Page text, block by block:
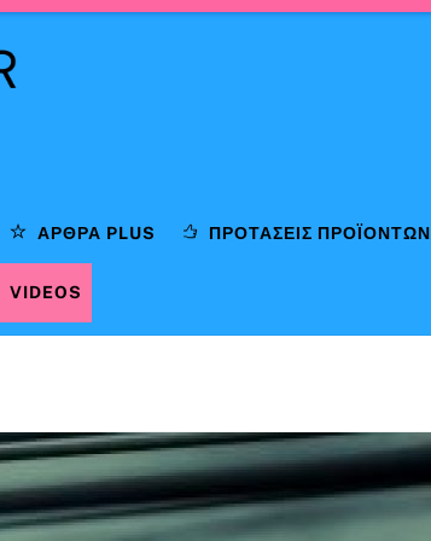
ΆΡΘΡΑ PLUS ΠΡΟΤΆΣΕΙΣ ΠΡΟΪΌΝΤΩΝ
VIDEOS